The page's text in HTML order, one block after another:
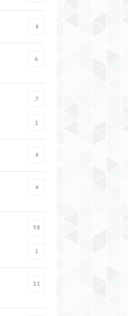
4
6
7
1
4
4
98
1
11